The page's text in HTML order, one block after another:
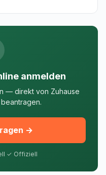
anmelden
— direkt von Zuhause
→
✓ Offiziell